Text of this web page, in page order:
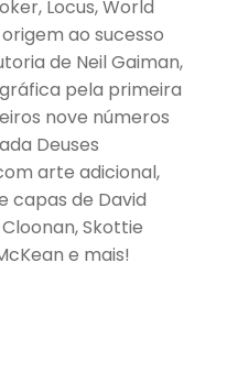
Locus, World
ao sucesso
de Neil Gaiman,
pela primeira
nove números
Deuses
arte adicional,
capas de David
Skottie
e mais!